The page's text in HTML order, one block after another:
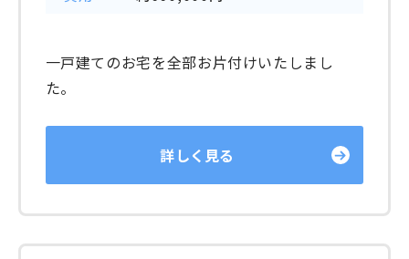
一戸建てのお宅を全部お片付けいたしまし
た。
詳しく見る